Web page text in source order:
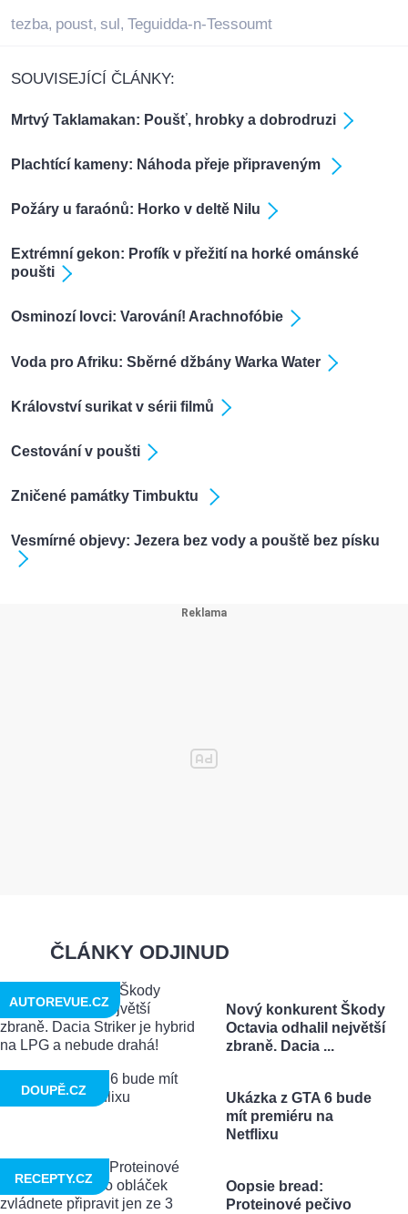
tezba, poust, sul, Teguidda-n-Tessoumt
SOUVISEJÍCÍ ČLÁNKY:
Mrtvý Taklamakan: Poušť, hrobky a dobrodruzi
Plachtící kameny: Náhoda přeje připraveným
Požáry u faraónů: Horko v deltě Nilu
Extrémní gekon: Profík v přežití na horké ománské
poušti
Osminozí lovci: Varování! Arachnofóbie
Voda pro Afriku: Sběrné džbány Warka Water
Království surikat v sérii filmů
Cestování v poušti
Zničené památky Timbuktu
Vesmírné objevy: Jezera bez vody a pouště bez písku
ČLÁNKY ODJINUD
Nový konkurent Škody
Octavia odhalil největší
zbraně. Dacia ...
AUTOREVUE.CZ
Ukázka z GTA 6 bude
mít premiéru na
Netflixu
DOUPĚ.CZ
Oopsie bread:
Proteinové pečivo
RECEPTY.CZ